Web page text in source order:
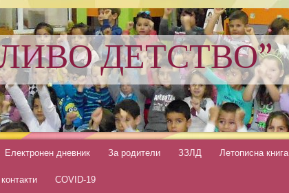
ДЕТСТВО"
Електронен дневник За родители ЗЗЛД Летописна книга
COVID-19